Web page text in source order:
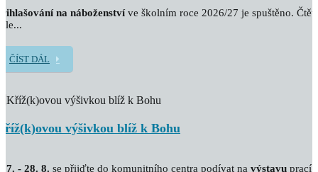
na náboženstvíve školním roce 2026/27 je spuštěno.
ČÍST DÁL
výšivkou blíž k Bohu
7. - 28. 8. se přijďte do komunitního centra podívat na výstavu prací